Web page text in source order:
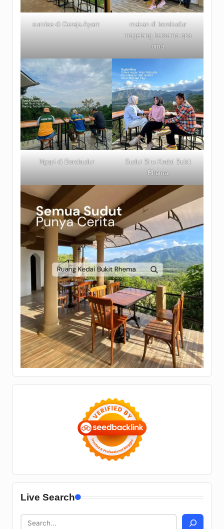
sunrise di Gereja Ayam
makan di borobudur
magelang bersama opa
oma
Ngopi di Borobudur
Sudut Biru Kedai Bukit
Rhema
Live Search